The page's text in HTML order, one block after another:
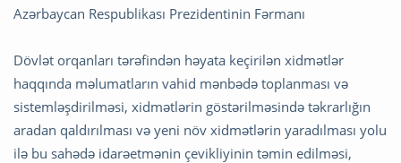
Azərbaycan Respublikası Prezidentinin Fərmanı
Dövlət orqanları tərəfindən həyata keçirilən xidmətlər
haqqında məlumatların vahid mənbədə toplanması və
sistemləşdirilməsi, xidmətlərin göstərilməsində təkrarlığın
aradan qaldırılması və yeni növ xidmətlərin yaradılması yolu
ilə bu sahədə idarəetmənin çevikliyinin təmin edilməsi,